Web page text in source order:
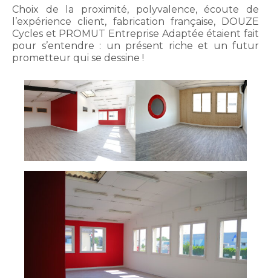
Choix de la proximité, polyvalence, écoute de
l’expérience client, fabrication française, DOUZE
Cycles et PROMUT Entreprise Adaptée étaient fait
pour s’entendre : un présent riche et un futur
prometteur qui se dessine !